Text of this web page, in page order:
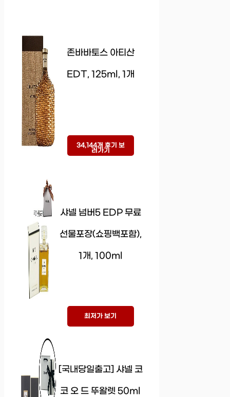
존바바토스 아티산
EDT, 125ml, 1개
34,144개 후기 보
러가기
샤넬 넘버5 EDP 무료
선물포장(쇼핑백포함),
1개, 100ml
최저가 보기
[국내당일출고] 샤넬 코
코 오 드 뚜왈렛 50ml